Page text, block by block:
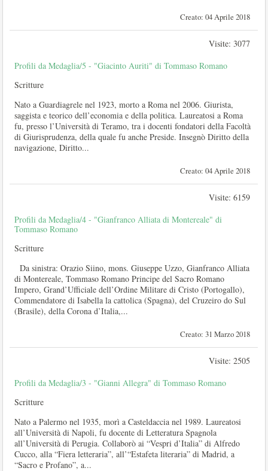
Creato: 04 Aprile 2018
Visite: 3077
Profili da Medaglia/5 - "Giacinto Auriti" di Tommaso Romano
Scritture
Nato a Guardiagrele nel 1923, morto a Roma nel 2006. Giurista,
saggista e teorico dell’economia e della politica. Laureatosi a Roma
fu, presso l’Università di Teramo, tra i docenti fondatori della Facoltà
di Giurisprudenza, della quale fu anche Preside. Insegnò Diritto della
navigazione, Diritto...
Creato: 04 Aprile 2018
Visite: 6159
Profili da Medaglia/4 - "Gianfranco Alliata di Montereale" di
Tommaso Romano
Scritture
Da sinistra: Orazio Siino, mons. Giuseppe Uzzo, Gianfranco Alliata
di Montereale, Tommaso Romano Principe del Sacro Romano
Impero, Grand’Ufficiale dell’Ordine Militare di Cristo (Portogallo),
Commendatore di Isabella la cattolica (Spagna), del Cruzeiro do Sul
(Brasile), della Corona d’Italia,...
Creato: 31 Marzo 2018
Visite: 2505
Profili da Medaglia/3 - "Gianni Allegra" di Tommaso Romano
Scritture
Nato a Palermo nel 1935, morì a Casteldaccia nel 1989. Laureatosi
all’Università di Napoli, fu docente di Letteratura Spagnola
all’Università di Perugia. Collaborò ai “Vespri d’Italia” di Alfredo
Cucco, alla “Fiera letteraria”, all’“Estafeta literaria” di Madrid, a
“Sacro e Profano”, a...